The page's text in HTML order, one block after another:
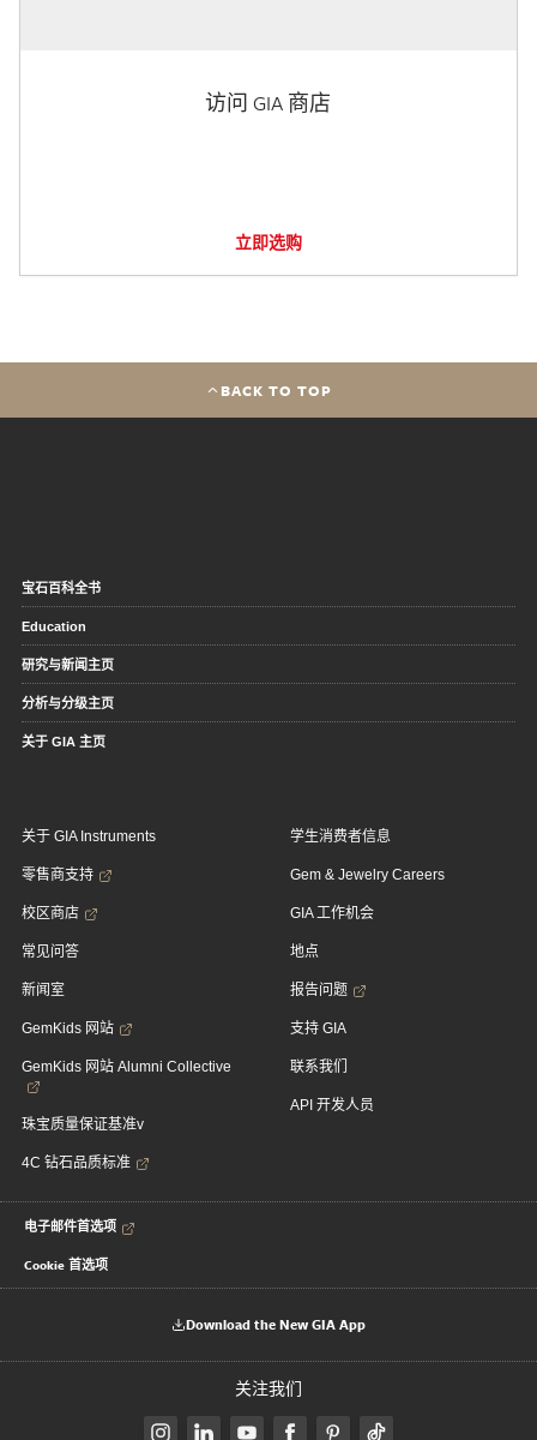
访问 GIA 商店
立即选购
BACK TO TOP
宝石百科全书
Education
研究与新闻主页
分析与分级主页
关于 GIA 主页
关于 GIA Instruments
零售商支持
校区商店
常见问答
新闻室
GemKids 网站
GemKids 网站 Alumni Collective
珠宝质量保证基准v
4C 钻石品质标准
学生消费者信息
Gem & Jewelry Careers
GIA 工作机会
地点
报告问题
支持 GIA
联系我们
API 开发人员
电子邮件首选项
Cookie 首选项
Download the New GIA App
关注我们